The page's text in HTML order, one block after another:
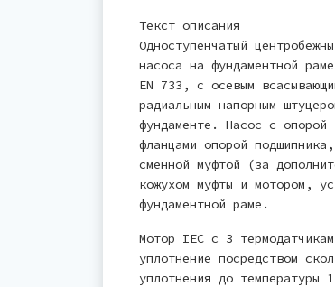
Текст описания
Одноступенчатый
насоса на фундаментной
EN 733, с осевым
радиальным напорным
фундаменте. Насос с опорой
фланцами опорой
сменной муфтой (за
кожухом муфты и мотором,
фундаментной раме.
Мотор IEC с 3
уплотнение посредством
уплотнения до температуры